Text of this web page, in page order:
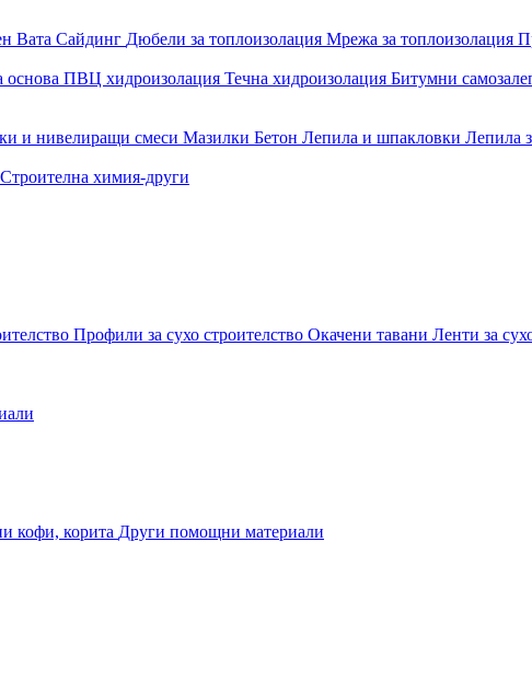
Вата Сайдинг Дюбели за топлоизолация Мрежа за топлоизолация
основа ПВЦ хидроизолация Течна хидроизолация Битумни
и нивелиращи смеси Мазилки Бетон Лепила и шпакловки Лепила
Строителна химия-други
Профили за сухо строителство Окачени тавани Ленти за
кофи, корита Други помощни материали